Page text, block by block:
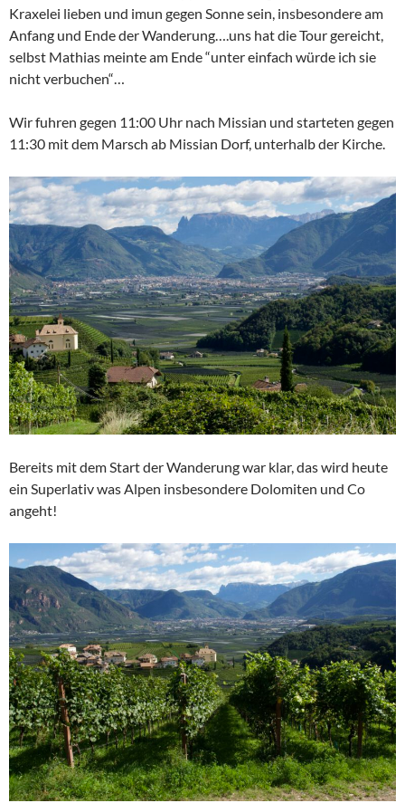
Kraxelei lieben und imun gegen Sonne sein, insbesondere am
Anfang und Ende der Wanderung….uns hat die Tour gereicht,
selbst Mathias meinte am Ende “unter einfach würde ich sie
nicht verbuchen“…
Wir fuhren gegen 11:00 Uhr nach Missian und starteten gegen
11:30 mit dem Marsch ab Missian Dorf, unterhalb der Kirche.
Bereits mit dem Start der Wanderung war klar, das wird heute
ein Superlativ was Alpen insbesondere Dolomiten und Co
angeht!